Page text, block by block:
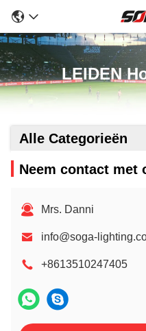
LEIDEN
Alle Categorieën
Neem contact met
Mrs. Danni
info@soga-
+8613510247405